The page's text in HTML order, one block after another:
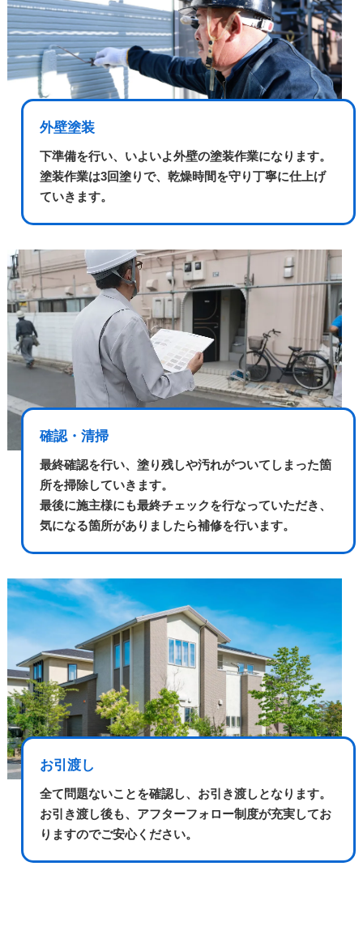
外壁塗装
下準備を行い、いよいよ外壁の塗装作業になります。
塗装作業は3回塗りで、乾燥時間を守り丁寧に仕上げ
ていきます。
確認・清掃
最終確認を行い、塗り残しや汚れがついてしまった箇
所を掃除していきます。
最後に施主様にも最終チェックを行なっていただき、
気になる箇所がありましたら補修を行います。
お引渡し
全て問題ないことを確認し、お引き渡しとなります。
お引き渡し後も、アフターフォロー制度が充実してお
りますのでご安心ください。